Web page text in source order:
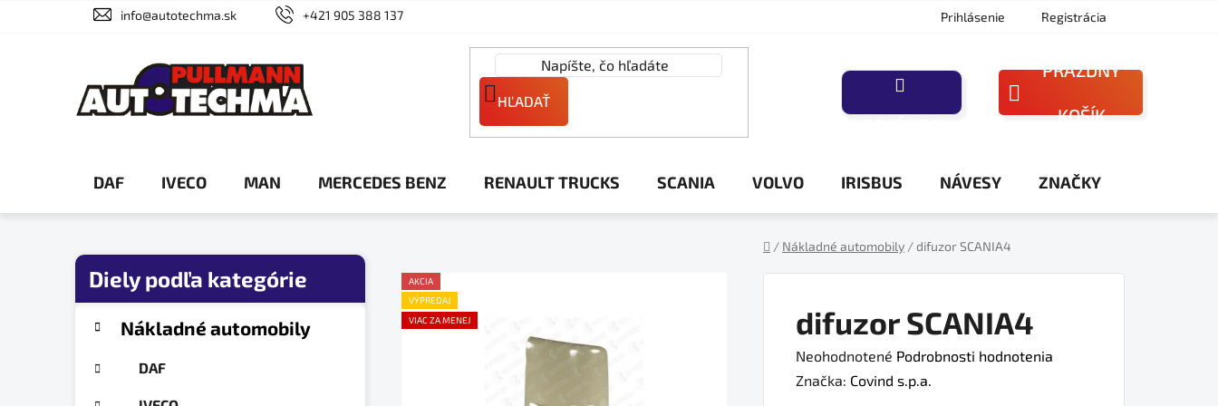
info@autotechma.sk +421 905 388 137 Prihlásenie Registrácia
HĽADAŤ
NÁKUPNÝ
PRÁZDNY
KOŠÍK
DAF IVECO MAN MERCEDES BENZ RENAULT TRUCKS SCANIA VOLVO IRISBUS NÁVESY ZNAČKY
/ Nákladné automobily /difuzor SCANIA4
B
kategórieNákladné automobily
DAF
difuzor SCANIA4
Priemerné
hodnotenie
Neohodnotené Podrobnosti hodnotenia
Značka: Covind s.p.a.
AKCIA
VÝPREDAJ
VIAC ZA MENEJ